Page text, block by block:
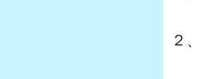
２、